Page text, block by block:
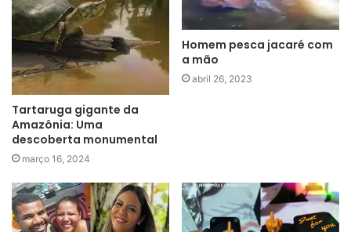
Tartaruga gigante da
Amazônia: Uma
descoberta monumental
março 16, 2024
Homem pesca jacaré com
a mão
abril 26, 2023